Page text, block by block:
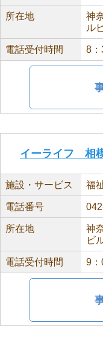
所在地
神
ル
電話受付時間 8
イーライフ 相
施設・サービス 福
電話番号
所在地
神
ビ
電話受付時間 9